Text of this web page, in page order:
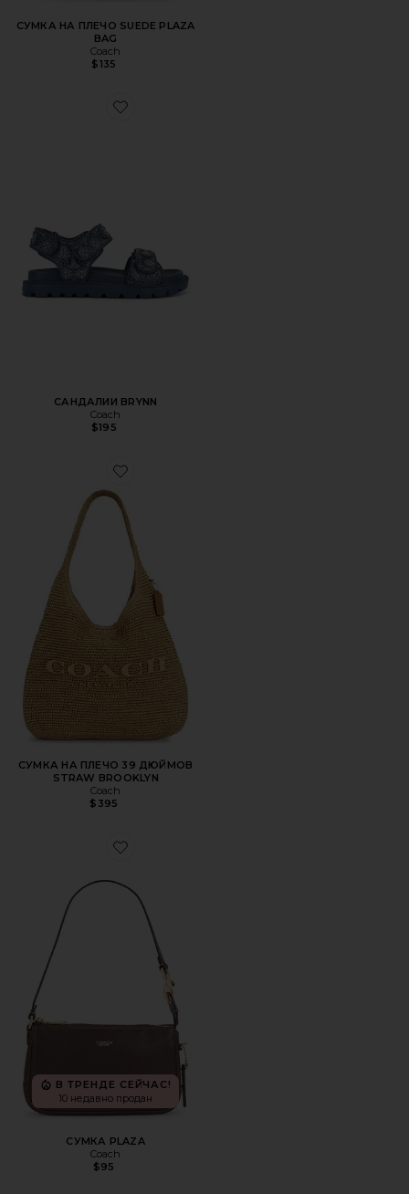
СУМКА НА ПЛЕЧО SUEDE PLAZA
BAG
Coach
$135
Favorite САНДАЛИИ BRYNN
САНДАЛИИ BRYNN
Coach
$195
Favorite СУМКА НА ПЛЕЧО 39 ДЮЙМОВ STRAW
СУМКА НА ПЛЕЧО 39 ДЮЙМОВ
STRAW BROOKLYN
Coach
$395
Favorite СУМКА PLAZA
В ТРЕНДЕ СЕЙЧАС!
10 недавно продан
СУМКА PLAZA
Coach
$95